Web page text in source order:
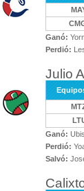
Ganó:
Perdió:
Julio
Ganó:
Perdió:
Salvó: